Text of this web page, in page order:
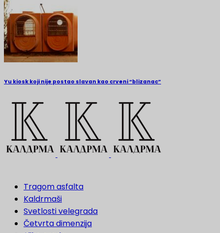
Yu kiosk koji nije postao slavan kao crveni “blizanac”
Tragom asfalta
Kaldrmaši
Svetlosti velegrada
Četvrta dimenzija